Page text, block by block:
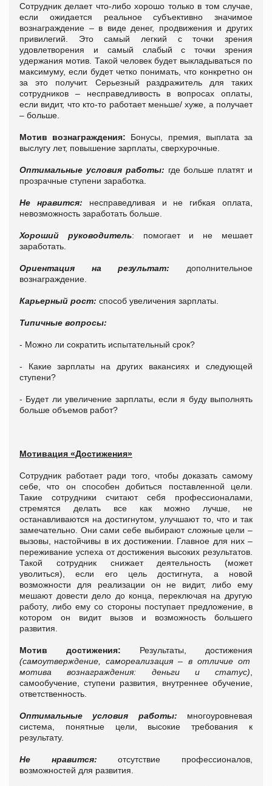
Сотрудник делает что-либо хорошо только в том случае,
если ожидается реальное субъективно значимое
вознаграждение – в виде денег, продвижения и других
привилегий. Это самый легкий с точки зрения
удовлетворения и самый слабый с точки зрения
удержания мотив. Такой человек будет выкладываться по
максимуму, если будет четко понимать, что конкретно он
за это получит. Серьезный раздражитель для таких
сотрудников – несправедливость в вопросах оплаты,
если видит, что кто-то работает меньше/ хуже, а получает
– больше.
Мотив вознаграждения: Бонусы, премия, выплата за
выслугу лет, повышение зарплаты, сверхурочные.
Оптимальные условия работы: где больше платят и
прозрачные ступени заработка.
Не нравится: несправедливая и не гибкая оплата,
невозможность заработать больше.
Хороший руководитель: помогает и не мешает
заработать.
Ориентация на результат: дополнительное
вознаграждение.
Карьерный рост: способ увеличения зарплаты.
Типичные вопросы:
- Можно ли сократить испытательный срок?
- Какие зарплаты на других вакансиях и следующей
ступени?
- Будет ли увеличение зарплаты, если я буду выполнять
больше объемов работ?
Мотивация «Достижения»
Сотрудник работает ради того, чтобы доказать самому
себе, что он способен добиться поставленной цели.
Такие сотрудники считают себя профессионалами,
стремятся делать все как можно лучше, не
останавливаются на достигнутом, улучшают то, что и так
замечательно. Они сами себе выбирают сложные цели –
вызовы, настойчивы в их достижении. Главное для них –
переживание успеха от достижения высоких результатов.
Такой сотрудник снижает деятельность (может
уволиться), если его цель достигнута, а новой
возможности для реализации он не видит, либо ему
мешают довести дело до конца, переключая на другую
работу, либо ему со стороны поступает предложение, в
котором он видит вызов и возможность большего
развития.
Мотив достижения: Результаты, достижения
(самоутверждение, самореализация – в отличие от
мотива вознаграждения: деньги и статус)
самообучение, ступени развития, внутреннее обучение,
ответственность.
Оптимальные условия работы: многоуровневая
система, понятные цели, высокие требования к
результату.
Не нравится: отсутствие профессионалов,
возможностей для развития.